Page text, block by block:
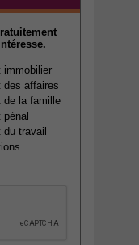
immobilier
des affaires
de la famille
pénal
du travail